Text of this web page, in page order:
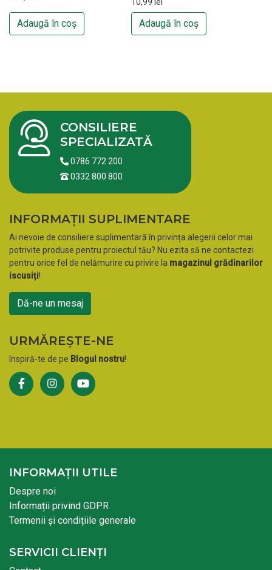
Adaugă în coș Adaugă în coș
CONSILIERE
SPECIALIZATĂ
0786 772 200
0332 800 800
INFORMAȚII SUPLIMENTARE
Ai nevoie de consiliere suplimentară în privința alegerii celor mai
potrivite produse pentru proiectul tău? Nu ezita să ne contactezi
pentru orice fel de nelămurire cu privire la magazinul grădinarilor
iscusiți!
Dă-ne un mesaj
URMĂREȘTE-NE
Inspiră-te de pe Blogul nostru!
INFORMAȚII UTILE
Despre noi
Informații privind GDPR
Termenii și condițiile generale
SERVICII CLIENȚI